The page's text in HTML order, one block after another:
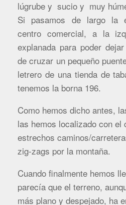
lúgrube y sucio y muy
Si pasamos de largo la
centro comercial, a la
explanada para poder
de cruzar un pequeño
letrero de una tienda de
tenemos la borna 196.
Como hemos dicho antes,
las hemos localizado con el
estrechos caminos/
zig-zags por la montaña.
Cuando finalmente hemos
parecía que el terreno,
más plano y despejado, ha